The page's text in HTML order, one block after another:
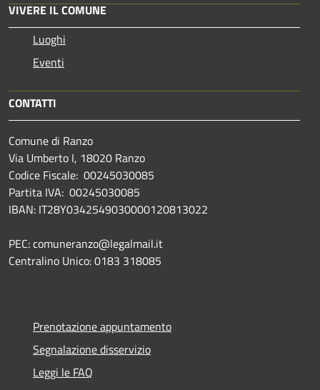
VIVERE IL COMUNE
Luoghi
Eventi
CONTATTI
Comune di Ranzo
Via Umberto I, 18020 Ranzo
Codice Fiscale: 00245030085
Partita IVA: 00245030085
IBAN: IT28Y0342549030000120813022
PEC: comuneranzo@legalmail.it
Centralino Unico: 0183 318085
Prenotazione appuntamento
Segnalazione disservizio
Leggi le FAQ